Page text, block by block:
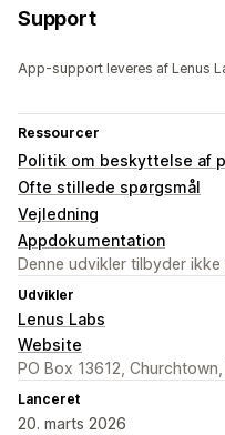
Support
App-support leveres af Lenus
Ressourcer
Politik om beskyttelse af
Ofte stillede spørgsmål
Vejledning
Appdokumentation
Denne udvikler tilbyder
Udvikler
Lenus Labs
Website
PO Box 13612, Churchtown,
Lanceret
20. marts 2026